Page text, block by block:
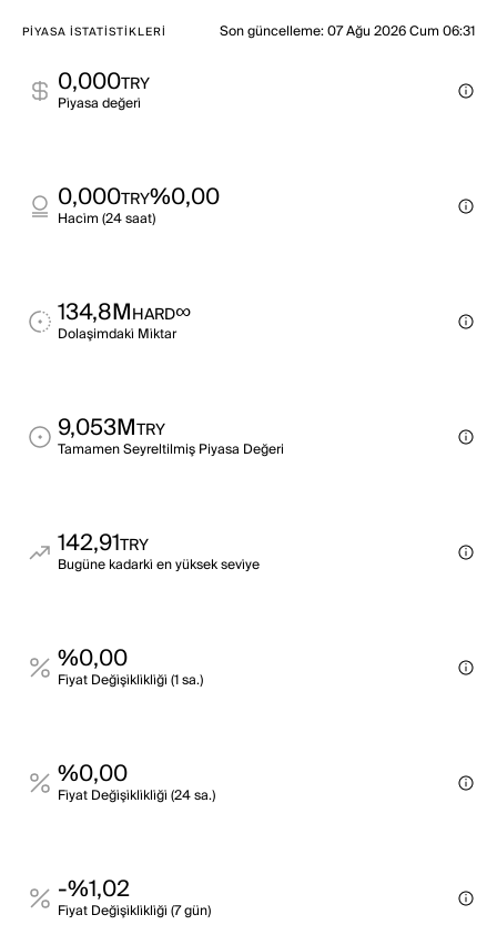
PIYASA İSTATISTIKLERI Son güncelleme:07 Ağu 2026 Cum 06:31
0,000TRY
Pi̇yasa değeri̇
0,000TRY%0,00
Haci̇m (24 saat)
134,8MHARD∞
Dolaşimdaki̇ Mi̇ktar
9,053MTRY
Tamamen Seyreltilmiş Piyasa Değeri
142,91TRY
Bugüne kadarki̇ en yüksek sevi̇ye
%0,00
Fi̇yat Deği̇şi̇kli̇kli̇ği̇ (1 sa.)
%0,00
Fi̇yat Deği̇şi̇kli̇kli̇ği̇ (24 sa.)
-%1,02
Fi̇yat Deği̇şi̇kli̇kli̇ği̇ (7 gün)